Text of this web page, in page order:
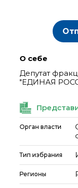
О себе
Депутат
"ЕДИНАЯ
Орган власти
Тип избрания
Регионы